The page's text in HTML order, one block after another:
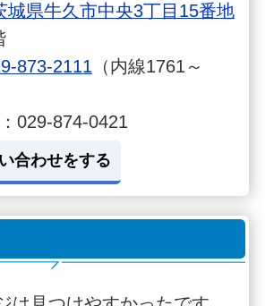
城県牛久市中央3丁目15番地
873-2111 （内線1761～
029-874-0421
合わせをする